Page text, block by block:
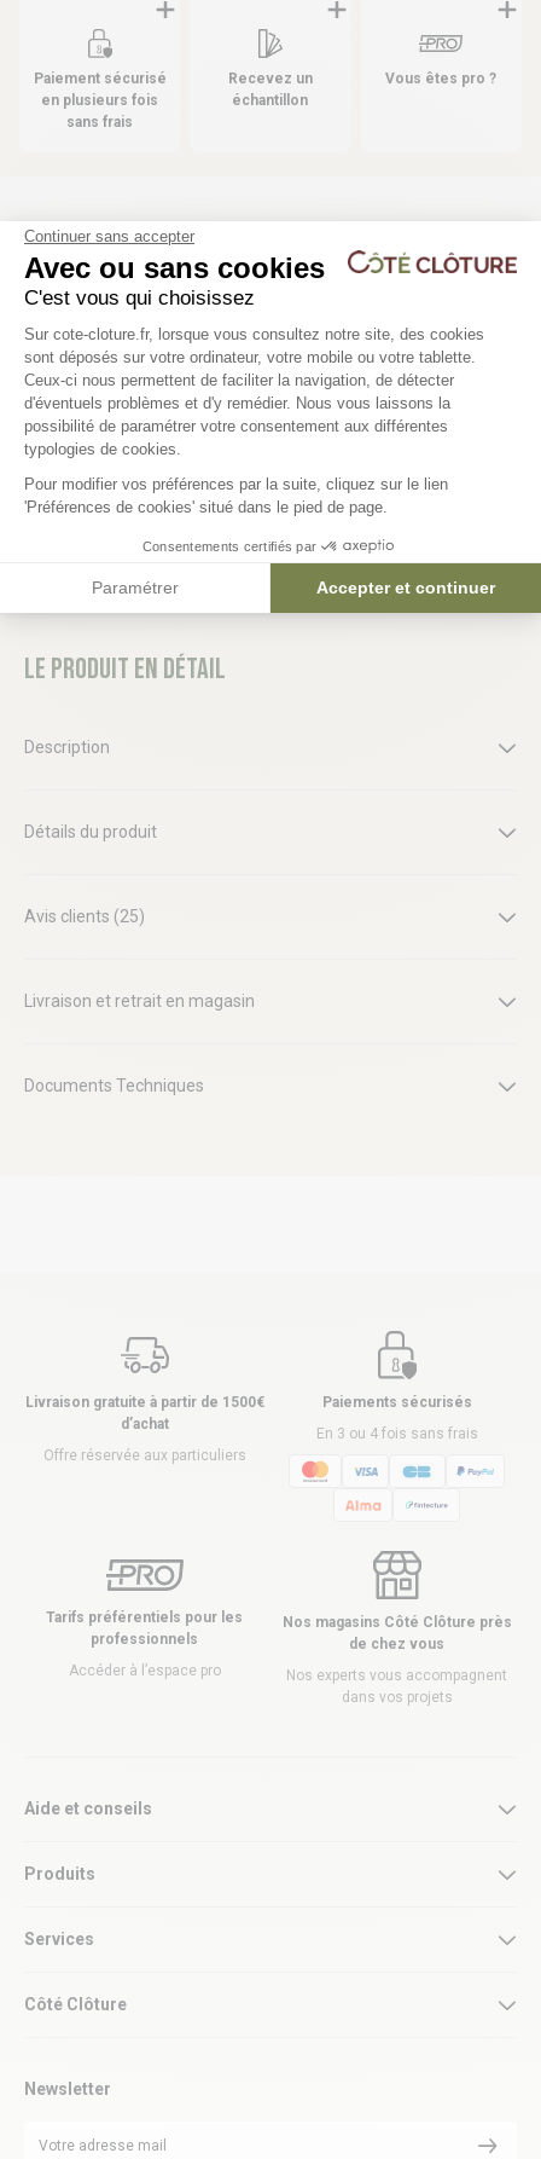
Paiement sécurisé
en plusieurs fois
sans frais
Recevez un
échantillon
Vous êtes pro ?
Les produits compatibles
4 déclinaisons
Echantillon occultation latte PVC
M50
1,00 €
Le produit en détail
Description
Détails du produit
Avis clients (25)
Livraison et retrait en magasin
Documents Techniques
Livraison gratuite à partir de 1500€
d’achat
Offre réservée aux particuliers
Paiements sécurisés
En 3 ou 4 fois sans frais
Tarifs préférentiels pour les
professionnels
Accéder à l’espace pro
Nos magasins Côté Clôture près
de chez vous
Nos experts vous accompagnent
dans vos projets
Aide et conseils
Produits
Services
Côté Clôture
Newsletter
Continuer sans accepter
Avec ou sans cookies
C'est vous qui choisissez
Plateforme de Gestion du
Sur cote-cloture.fr, lorsque vous consultez notre site, des cookies
sont déposés sur votre ordinateur, votre mobile ou votre tablette.
Ceux-ci nous permettent de faciliter la navigation, de détecter
d'éventuels problèmes et d'y remédier. Nous vous laissons la
possibilité de paramétrer votre consentement aux différentes
typologies de cookies.
Pour modifier vos préférences par la suite, cliquez sur le lien
'Préférences de cookies' situé dans le pied de page.
Consentements certifiés par
Paramétrer Accepter et continuer
Axeptio consent